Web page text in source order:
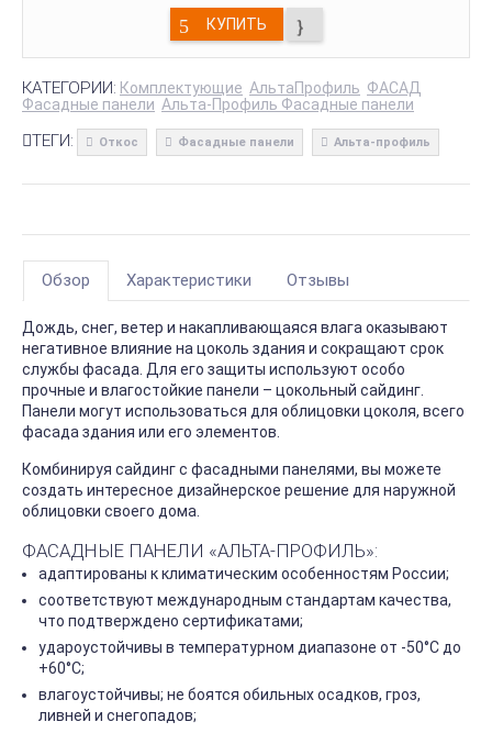
КУПИТЬ
КАТЕГОРИИ: Комплектующие АльтаПрофиль ФАСАД
Фасадные панели Альта-Профиль Фасадные панели
ТЕГИ: Откос Фасадные панели Альта-профиль
Обзор Характеристики Отзывы
Дождь, снег, ветер и накапливающаяся влага оказывают
негативное влияние на цоколь здания и сокращают срок
службы фасада. Для его защиты используют особо
прочные и влагостойкие панели – цокольный сайдинг.
Панели могут использоваться для облицовки цоколя, всего
фасада здания или его элементов.
Комбинируя сайдинг с фасадными панелями, вы можете
создать интересное дизайнерское решение для наружной
облицовки своего дома.
ФАСАДНЫЕ ПАНЕЛИ «АЛЬТА-ПРОФИЛЬ»:
адаптированы к климатическим особенностям России;
соответствуют международным стандартам качества,
что подтверждено сертификатами;
удароустойчивы в температурном диапазоне от -50°С до
+60°С;
влагоустойчивы; не боятся обильных осадков, гроз,
ливней и снегопадов;